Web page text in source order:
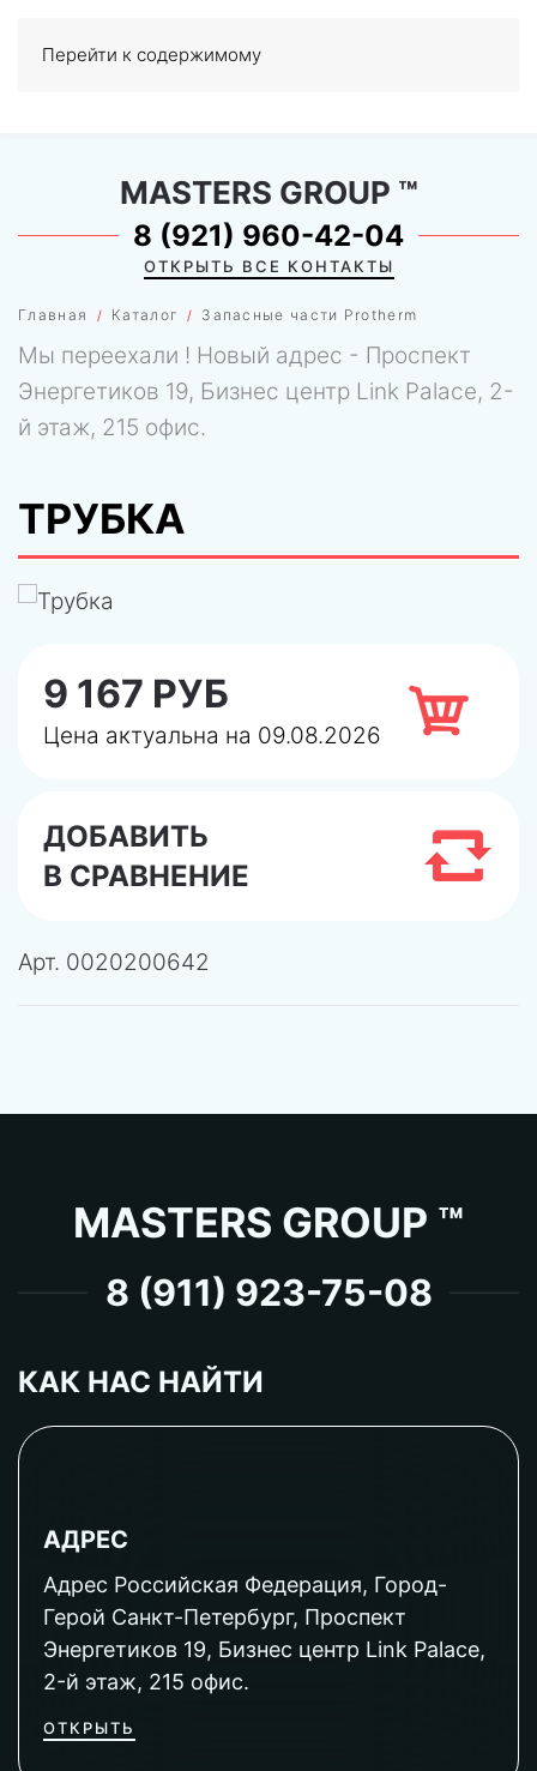
Перейти к содержимому
0
Главная Каталог Запасные части Protherm
MASTERS GROUP ™
8 (921) 960-42-04
ОТКРЫТЬ ВСЕ КОНТАКТЫ
Мы переехали ! Новый адрес - Проспект
Энергетиков 19, Бизнес центр Link Palace, 2-
й этаж, 215 офис.
ТРУБКА
9 167 РУБ
Цена актуальна на 09.08.2026
ДОБАВИТЬ
В СРАВНЕНИЕ
Арт. 0020200642
MASTERS GROUP ™
8 (911) 923-75-08
КАК НАС НАЙТИ
АДРЕС
Адрес Российская Федерация, Город-
Герой Санкт-Петербург, Проспект
Энергетиков 19, Бизнес центр Link Palace,
2-й этаж, 215 офис.
ОТКРЫТЬ